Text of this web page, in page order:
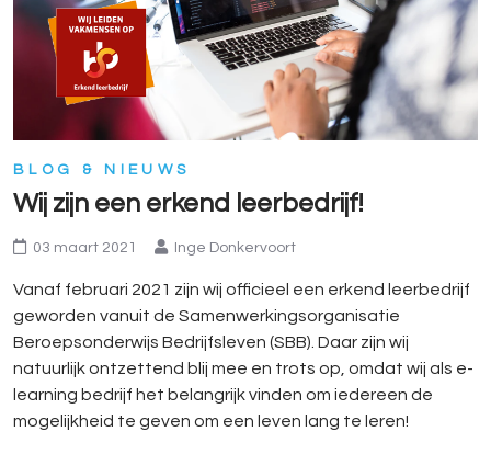
BLOG & NIEUWS
Wij zijn een erkend leerbedrijf!
Inge Donkervoort
03 maart 2021
Vanaf februari 2021 zijn wij officieel een erkend leerbedrijf
geworden vanuit de Samenwerkingsorganisatie
Beroepsonderwijs Bedrijfsleven (SBB). Daar zijn wij
natuurlijk ontzettend blij mee en trots op, omdat wij als e-
learning bedrijf het belangrijk vinden om iedereen de
mogelijkheid te geven om een leven lang te leren!